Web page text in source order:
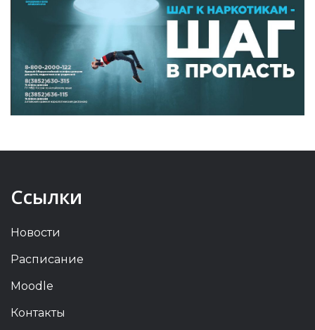
Ссылки
Новости
Расписание
Moodle
Контакты